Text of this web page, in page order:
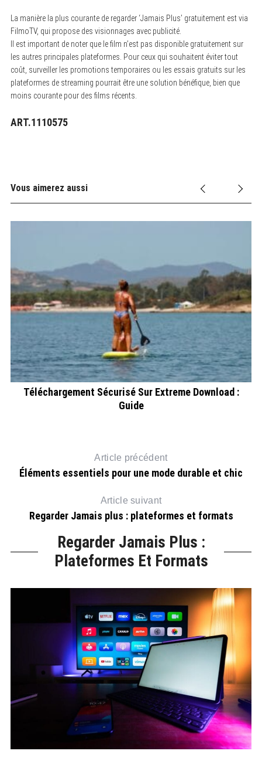
La manière la plus courante de regarder ‘Jamais Plus’ gratuitement est via
FilmoTV, qui propose des visionnages avec publicité.
Il est important de noter que le film n’est pas disponible gratuitement sur
les autres principales plateformes. Pour ceux qui souhaitent éviter tout
coût, surveiller les promotions temporaires ou les essais gratuits sur les
plateformes de streaming pourrait être une solution bénéfique, bien que
moins courante pour des films récents.
ART.1110575
Vous aimerez aussi
Téléchargement Sécurisé Sur Extreme Download :
Guide
Article précédent
Éléments essentiels pour une mode durable et chic
Article suivant
Regarder Jamais plus : plateformes et formats
Regarder Jamais Plus :
Plateformes Et Formats
a
: